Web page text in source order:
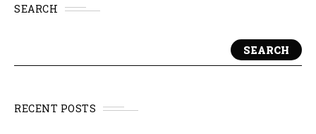
SEARCH
SEARCH
RECENT POSTS